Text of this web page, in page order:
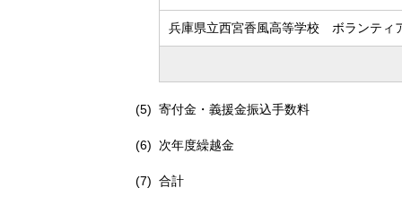
兵庫県立西宮香風高等学校 ボランティ
寄付金・義援金振込手数料
次年度繰越金
合計